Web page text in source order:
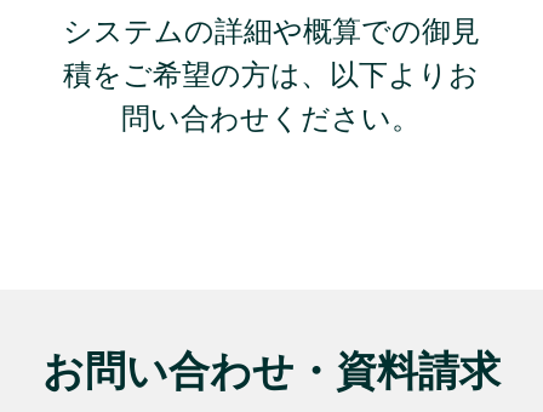
システムの詳細や概算での御見
積をご希望の方は、以下よりお
問い合わせください。
お問い合わせ・資料請求